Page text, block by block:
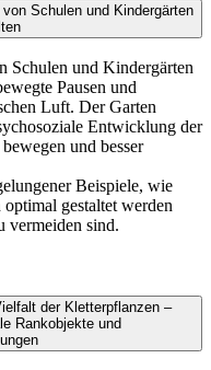
Schulen und Kindergärten
Schulen und Kindergärten
Pausen und
Luft. Der Garten
Entwicklung der
und besser
Beispiele, wie
gestaltet werden
vermeiden sind.
der Kletterpflanzen –
Rankobjekte und